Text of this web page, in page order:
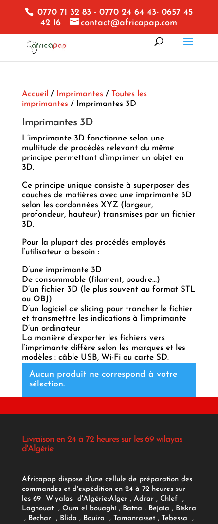
0770 71 32 83 - 0770 24 64 43- 0657 45
42 16
contact@africapap.com
Accueil / Imprimantes/ Toutes les
imprimantes/ Imprimantes 3D
Imprimantes 3D
L’imprimante 3D fonctionne selon une
multitude de procédés relevant du même
principe permettant d’imprimer un objet en
3D.
Ce principe unique consiste à superposer des
couches de matières avec une imprimante 3D
selon les cordonnées XYZ (largeur,
profondeur, hauteur) transmises par un fichier
3D.
Pour la plupart des procédés employés
l’utilisateur a besoin :
D’une imprimante 3D
De consommable (filament, poudre…)
D’un fichier 3D (le plus souvent au format STL
ou OBJ)
D’un logiciel de slicing pour trancher le fichier
et transmettre les indications à l’imprimante
D’un ordinateur
La manière d’exporter les fichiers vers
l’imprimante diffère selon les marques et les
modèles : câble USB, Wi-Fi ou carte SD.
Aucun produit ne correspond à votre
sélection.
Livraison en 24 à 72 heures sur les 69 wilayas
d'Algérie
Africapap dispose d'une cellule de préparation des
commandes et d'expédition en 24 à 72 heures sur
les 69 Wiyalas d'Algérie:Alger , Adrar, Chlef ,
Laghouat , Oum el bouaghi , Batna , Bejaia , Biskra
, Bechar , Blida , Bouira , Tamanrasset , Tebessa ,